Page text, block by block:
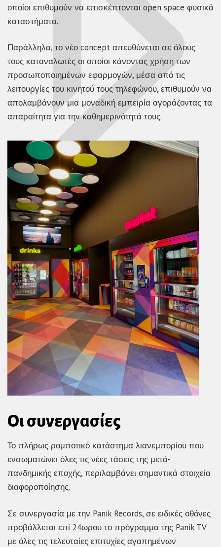
οποίοι επιθυμούν να επισκέπτονται open space φυσικά
καταστήματα.
Παράλληλα, το νέο concept απευθύνεται σε όλους
τους καταναλωτές οι οποίοι κάνοντας χρήση των
προσωποποιημένων εφαρμογών, μέσα από τις
λειτουργίες του κινητού τους τηλεφώνου, επιθυμούν να
απολαμβάνουν μια μοναδική εμπειρία αγοράζοντας τα
απαραίτητα για την καθημερινότητά τους.
Οι συνεργασίες
Το πλήρως ρομποτικό κατάστημα λιανεμπορίου που
ενσωματώνει όλες τις νέες τάσεις της μετά-
πανδημικής εποχής, περιλαμβάνει σημαντικά στοιχεία
διαφοροποίησης.
Σε συνεργασία με την Panik Records, σε ειδικές οθόνες
προβάλλεται επί 24ωρου το πρόγραμμα της Panik TV
με όλες τις τελευταίες επιτυχίες αγαπημένων